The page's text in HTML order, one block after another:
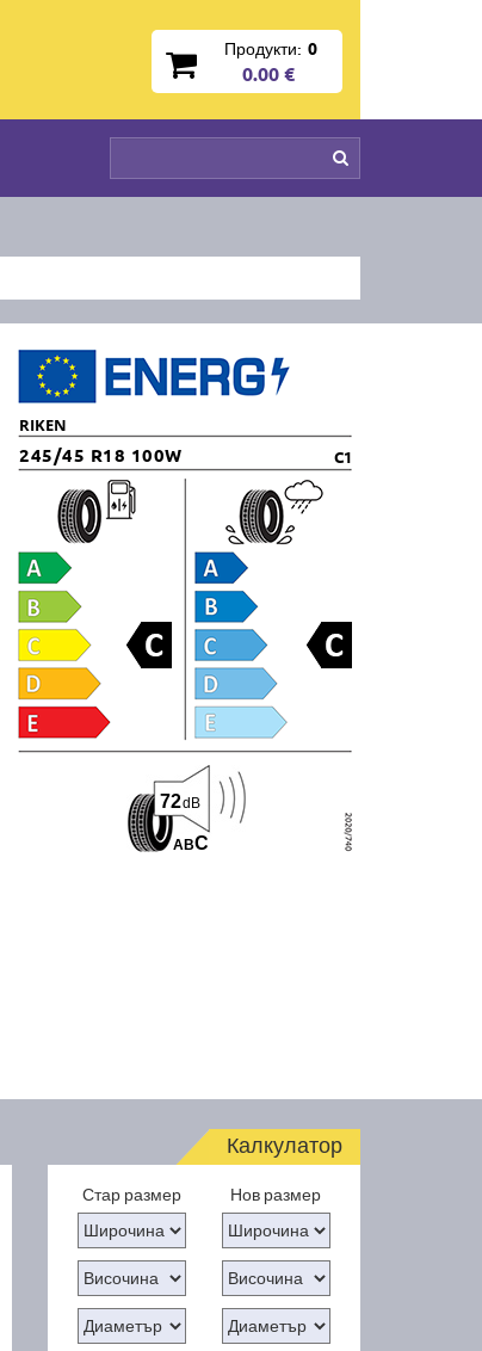
Продукти: 0
0.00 €
RIKEN
245/45 R18 100W C1
ABC
72dB
Калкулатор
Стар размер Нов размер